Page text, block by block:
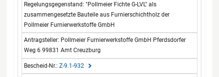
"Pollmeier Fichte G-LVL" als
zusammengesetzte Bauteile aus Furnierschichtholz der
Pollmeier Furnierwerkstoffe GmbH
Pollmeier Furnierwerkstoffe GmbH Pferdsdorfer
Weg 6 99831 Amt Creuzburg
Z-9.1-932